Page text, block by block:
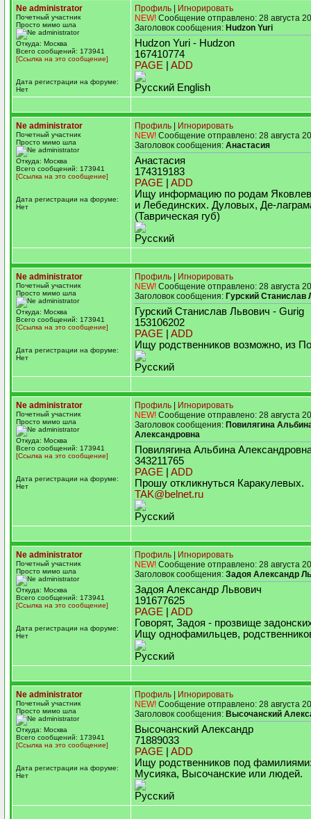
Ne administrator
Почетный участник
Просто мимо шла
Откуда: Москва
Всего сообщений: 173941
[Ссылка на это сообщение]
Дата регистрации на форуме:
Нет
Профиль
Игнорировать
NEW! Сообщение отправлено: 28 августа
Заголовок сообщения: Hudzon Yuri
Hudzon Yuri - Hudzon
167410774
PAGE
ADD
Русский English
Ne administrator
Почетный участник
Просто мимо шла
Откуда: Москва
Всего сообщений: 173941
[Ссылка на это сообщение]
Дата регистрации на форуме:
Нет
Профиль
Игнорировать
NEW! Сообщение отправлено: 28 августа
Заголовок сообщения: Анастасия
Анастасия
174319183
PAGE
ADD
Ищу информацию по родам
и Лебединских. Дуловых, Де-
(Таврическая губ)
Русский
Ne administrator
Почетный участник
Просто мимо шла
Откуда: Москва
Всего сообщений: 173941
[Ссылка на это сообщение]
Дата регистрации на форуме:
Нет
Профиль
Игнорировать
NEW! Сообщение отправлено: 28 августа
Заголовок сообщения: Гурский Станислав
Гурский Станислав Львович - Gurig
153106202
PAGE
ADD
Ищу родственников возможно, из
Русский
Ne administrator
Почетный участник
Просто мимо шла
Откуда: Москва
Всего сообщений: 173941
[Ссылка на это сообщение]
Дата регистрации на форуме:
Нет
Профиль
Игнорировать
NEW! Сообщение отправлено: 28 августа
Заголовок сообщения: Повилягина
Александровна
Повилягина Альбина
343211765
PAGE
ADD
Прошу откликнуться Каракулевых.
TAK@belnet.ru
Русский
Ne administrator
Почетный участник
Просто мимо шла
Откуда: Москва
Всего сообщений: 173941
[Ссылка на это сообщение]
Дата регистрации на форуме:
Нет
Профиль
Игнорировать
NEW! Сообщение отправлено: 28 августа
Заголовок сообщения: Задоя Александр
Задоя Александр Львович
191677625
PAGE
ADD
Говорят, Задоя - прозвище
Ищу однофамильцев,
Русский
Ne administrator
Почетный участник
Просто мимо шла
Откуда: Москва
Всего сообщений: 173941
[Ссылка на это сообщение]
Дата регистрации на форуме:
Нет
Профиль
Игнорировать
NEW! Сообщение отправлено: 28 августа
Заголовок сообщения: Высочанский
Высочанский Александр
71889033
PAGE
ADD
Ищу родственников под
Мусияка, Высочанские или людей.
Русский